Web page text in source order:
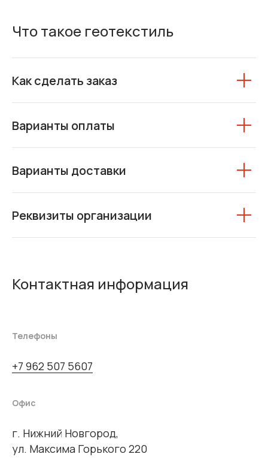
Что такое геотекстиль
Как сделать заказ
Варианты оплаты
Варианты доставки
Реквизиты организации
Контактная информация
Телефоны
+7 962 507 5607
Офис
г. Нижний Новгород,
ул. Максима Горького 220